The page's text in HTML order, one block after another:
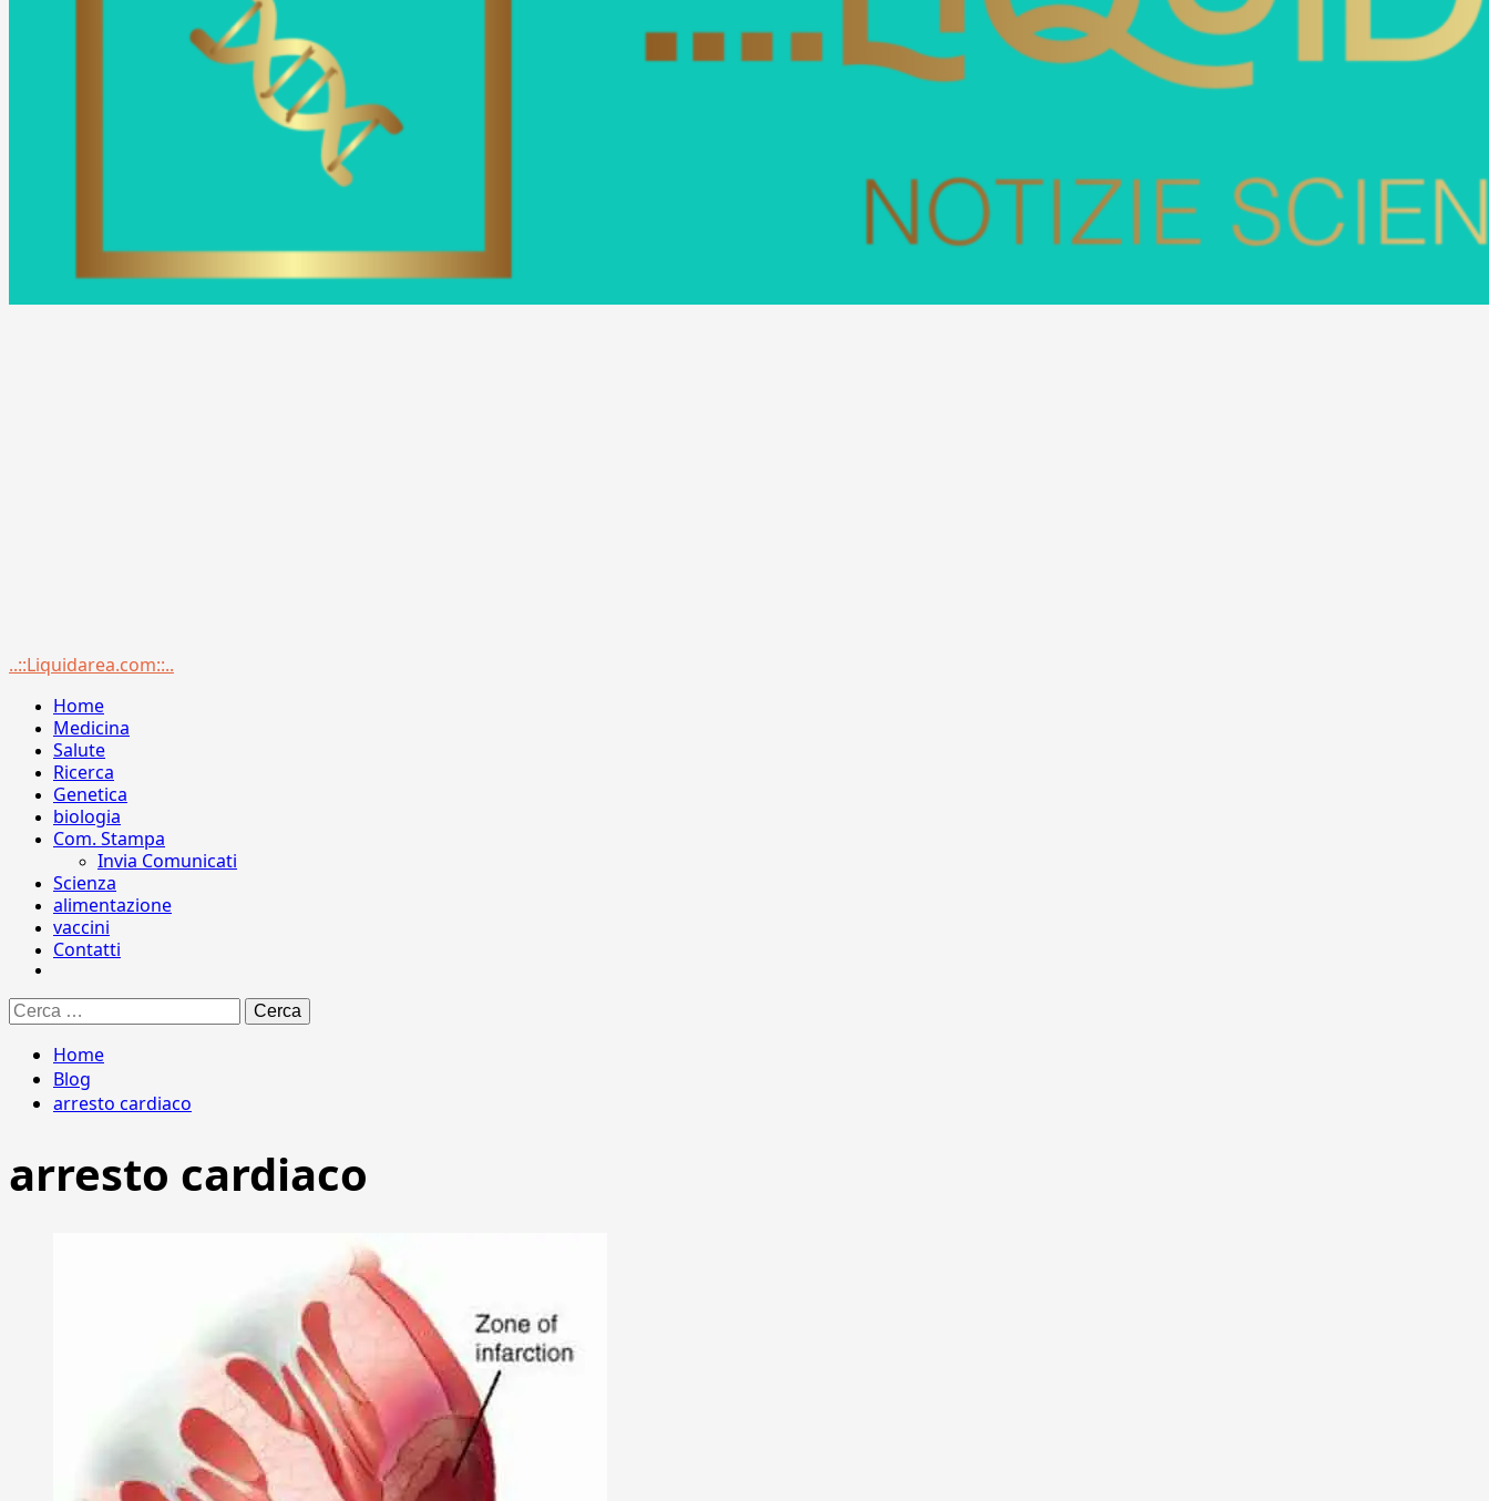
Menu
..::Liquidarea.com::..
Home
Medicina
Salute
Ricerca
Genetica
biologia
Com. Stampa
Invia Comunicati
Scienza
alimentazione
vaccini
Contatti
Ricerca
per:
Home
Blog
arresto cardiaco
arresto cardiaco